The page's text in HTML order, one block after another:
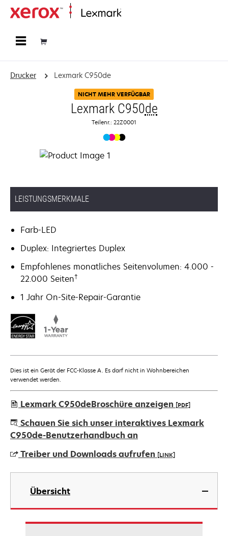
Drucker Lexmark C950de
NICHT MEHR VERFÜGBAR
Lexmark C950de
Teilenr.: 22Z0001
LEISTUNGSMERKMALE
Farb-LED
Duplex: Integriertes Duplex
Empfohlenes monatliches Seitenvolumen: 4.000 -
22.000 Seiten†
1 Jahr On-Site-Repair-Garantie
Dies ist ein Gerät der FCC-Klasse A. Es darf nicht in Wohnbereichen
verwendet werden.
Lexmark C950deBroschüre anzeigen [PDF]
wird
in
neuen
Registerkarte
Schauen Sie sich unser interaktives Lexmark
C950de-Benutzerhandbuch an
Treiber und Downloads aufrufen [LINK]
wird
einer
neuen
Registerkarte
Übersicht